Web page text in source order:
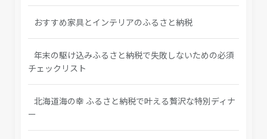
おすすめ家具とインテリアのふるさと納税
年末の駆け込みふるさと納税で失敗しないための必須
チェックリスト
北海道海の幸 ふるさと納税で叶える贅沢な特別ディナ
ー